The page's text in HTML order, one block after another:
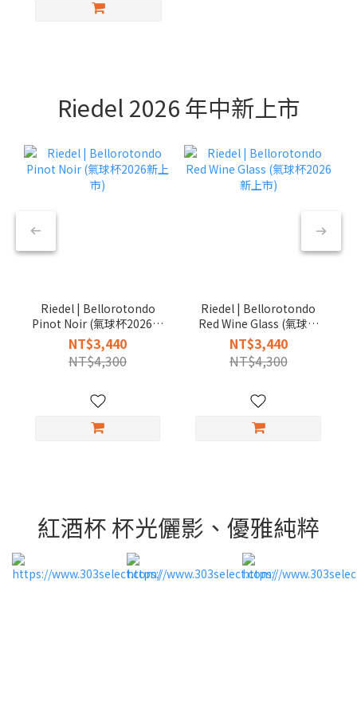
Riedel 2026 年中新上市
Riedel | Bellorotondo
Pinot Noir (氣球杯2026新
上市)
NT$3,440
NT$4,300
Riedel | Bellorotondo
Red Wine Glass (氣球杯
2026新上市)
NT$3,440
NT$4,300
紅酒杯 杯光儷影、優雅純粹